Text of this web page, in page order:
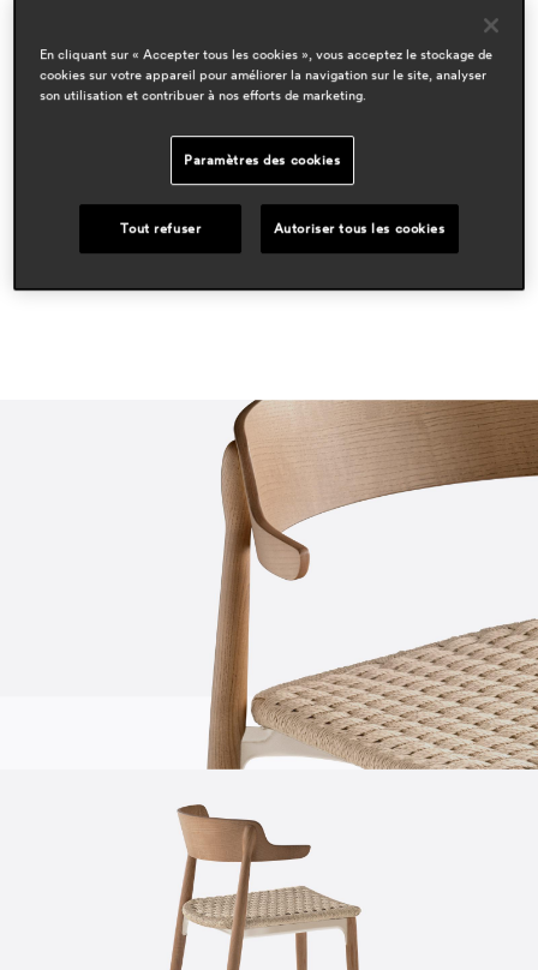
domaines
hospitality
espace presse
En cliquant sur « Accepter tous les cookies », vous acceptez le stockage de
cookies sur votre appareil pour améliorer la navigation sur le site, analyser
son utilisation et contribuer à nos efforts de marketing.
Paramètres des cookies
Tout refuser Autoriser tous les cookies